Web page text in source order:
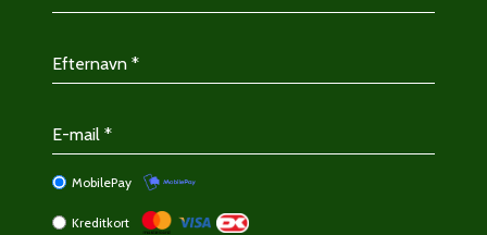
MobilePay
Kreditkort